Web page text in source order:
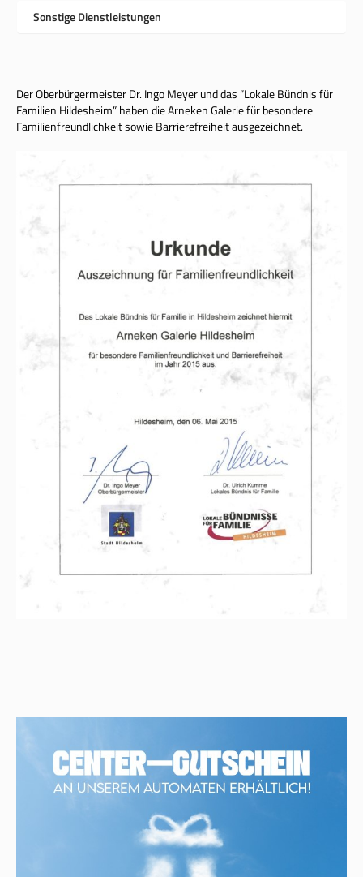
Sonstige Dienstleistungen
Der Oberbürgermeister Dr. Ingo Meyer und das “Lokale Bündnis für
Familien Hildesheim” haben die Arneken Galerie für besondere
Familienfreundlichkeit sowie Barrierefreiheit ausgezeichnet.